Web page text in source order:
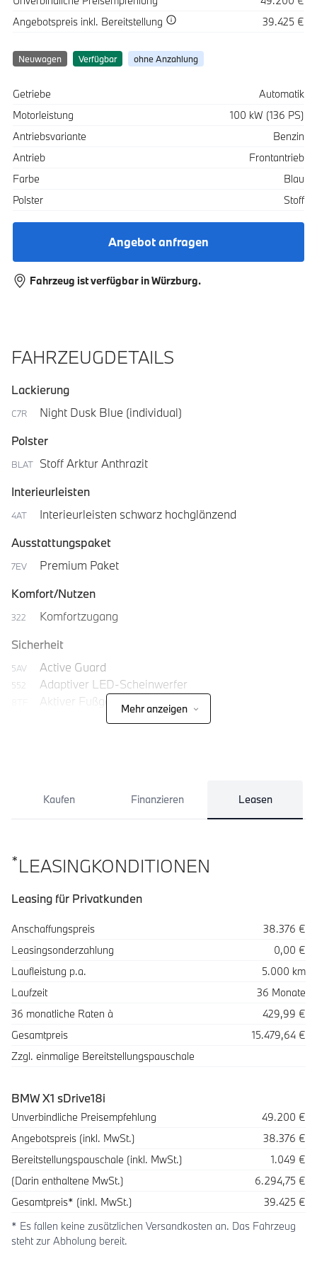
Spezifikation Wert
Angebotspreis inkl. Bereitstellung 39.425 €
Neuwagen Verfügbar ohne Anzahlung
Spezifikation
Getriebe
Automatik
Motorleistung
100 kW (136 PS)
Antriebsvariante
Benzin
Antrieb
Frontantrieb
Farbe
Blau
Polster
Stoff
Angebot anfragen
Fahrzeug ist verfügbar in Würzburg.
FAHRZEUGDETAILS
Lackierung
C7R
Night Dusk Blue (individual)
Polster
BLAT
Stoff Arktur Anthrazit
Interieurleisten
4AT
Interieurleisten schwarz hochglänzend
Ausstattungspaket
7EV
Premium Paket
Komfort/Nutzen
322
Komfortzugang
Sicherheit
5AV Active Guard
552 Adaptiver LED-Scheinwerfer
Aktiver Fußgängerschutz
Mehr anzeigen
Kaufen Finanzieren Leasen
*LEASINGKONDITIONEN
Leasing für Privatkunden
SpezifikationWert
Anschaffungspreis
38.376 €
Leasingsonderzahlung
0,00 €
Laufleistung p.a.
5.000 km
Laufzeit
36 Monate
36 monatliche Raten à
429,99 €
Gesamtpreis
15.479,64 €
Zzgl. einmalige Bereitstellungspauschale
BMW X1 sDrive18i
Beschreibung Betrag
Unverbindliche Preisempfehlung
49.200 €
Angebotspreis (inkl. MwSt.)
38.376 €
Bereitstellungspauschale (inkl. MwSt.)
1.049 €
(Darin enthaltene MwSt.)
6.294,75 €
Gesamtpreis* (inkl. MwSt.)
39.425 €
* Es fallen keine zusätzlichen Versandkosten an. Das Fahrzeug
steht zur Abholung bereit.